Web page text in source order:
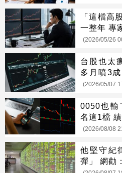
「這檔高
一整年 專
(2026/05/26
台股也太
多月噴3
高股息
(2026/05/07
0050也輸
名這1檔
(2026/08/08
他堅守紀
彈」 網勸